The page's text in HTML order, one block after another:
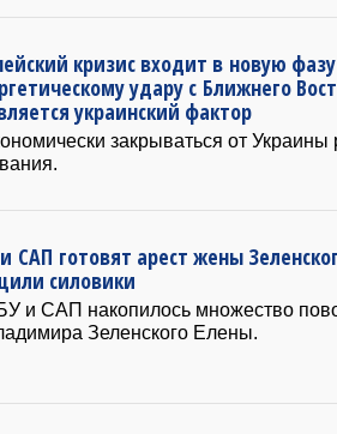
кризис входит в новую
удару с Ближнего
украинский фактор
закрываться от Украины
САП готовят арест жены
силовики
и САП накопилось множество
Зеленского Елены.